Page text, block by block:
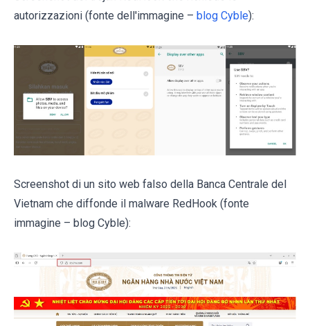
autorizzazioni (fonte dell'immagine – blog Cyble):
Screenshot di un sito web falso della Banca Centrale del
Vietnam che diffonde il malware RedHook (fonte
immagine – blog Cyble):